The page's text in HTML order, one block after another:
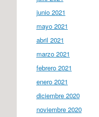
junio 2021
mayo 2021
abril 2021
marzo 2021
febrero 2021
enero 2021
diciembre 2020
noviembre 2020